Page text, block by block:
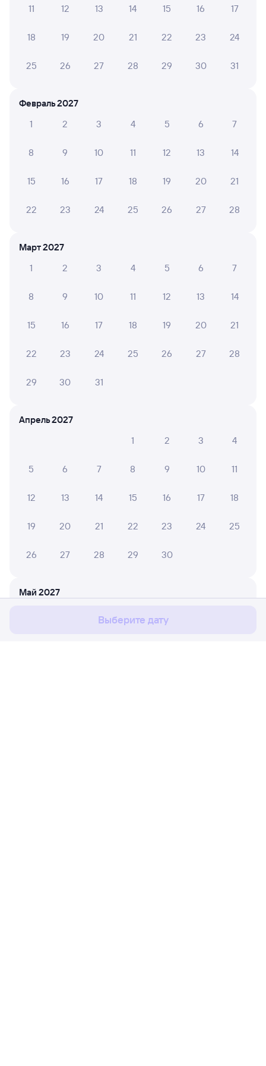
А ещё здесь можно найти
Обратные билеты из Вихоревки в Янталь
Отели
11 12 13 14 15 16 17
18 19 20 21 22 23 24
25 26 27 28 29 30 31
Февраль 2027
1
2 3 4 5 6 7
8 9 10 11 12 13 14
15 16 17 18 19 20 21
22 23 24 25 26 27 28
Март 2027
1
2 3 4 5 6 7
8 9 10 11 12 13 14
15 16 17 18 19 20 21
22 23 24 25 26 27 28
29 30 31
Апрель 2027
1
2 3 4
5 6 7 8 9 10 11
12 13 14 15 16 17 18
19 20 21 22 23 24 25
26 27 28 29 30
Май 2027
Выберите дату